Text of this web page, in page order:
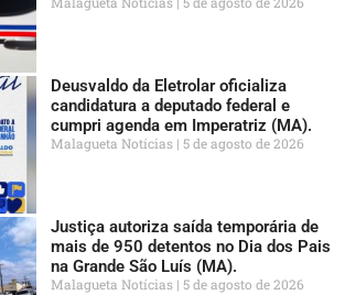
Deusvaldo da Eletrolar oficializa
candidatura a deputado federal e
cumpri agenda em Imperatriz (MA).
Malagueta Notícias 5 de agosto de 2026
Justiça autoriza saída temporária de
mais de 950 detentos no Dia dos Pais
na Grande São Luís (MA).
Malagueta Notícias 5 de agosto de 2026